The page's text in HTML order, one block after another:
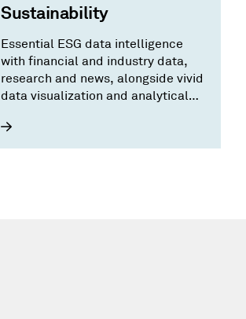
Sustainability
Essential ESG data intelligence
with financial and industry data,
research and news, alongside vivid
data visualization and analytical